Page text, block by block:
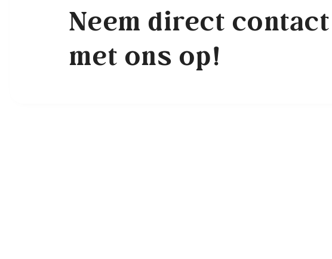
Neem direct contact
met ons op!